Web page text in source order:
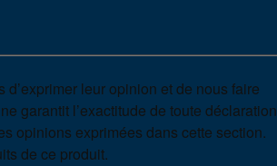
leur opinion et de nous faire
garantit l’exactitude de toute déclaration
opinions exprimées dans cette section.
de ce produit.